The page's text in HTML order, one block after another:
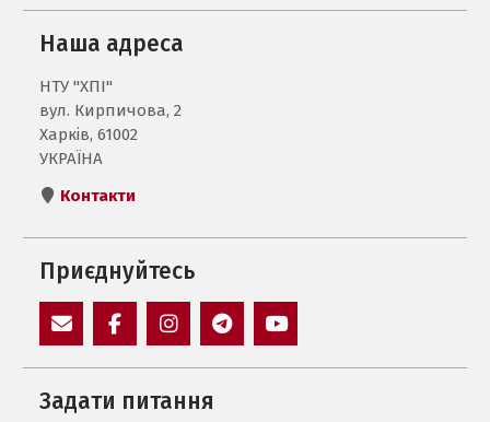
Наша адреса
НТУ "ХПІ"
вул. Кирпичова, 2
Харків, 61002
УКРАЇНА
Контакти
Приєднуйтесь
Задати питання